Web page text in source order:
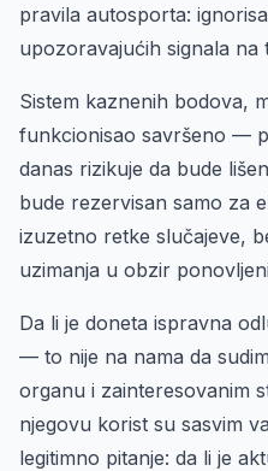
pravila autosporta:
upozoravajućih signala na
Sistem kaznenih bodova,
funkcionisao savršeno —
danas rizikuje da bude
bude rezervisan samo za
izuzetno retke slučajeve,
uzimanja u obzir
Da li je doneta ispravna
— to nije na nama da
organu i zainteresovanim
njegovu korist su sasvim
legitimno pitanje: da li je